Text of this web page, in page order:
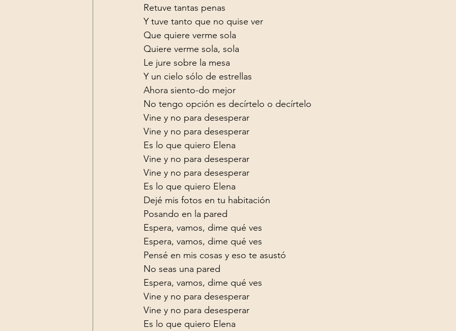
Retuve tantas penas
Y tuve tanto que no quise ver
Que quiere verme sola
Quiere verme sola, sola
Le jure sobre la mesa
Y un cielo sólo de estrellas
Ahora siento-do mejor
No tengo opción es decírtelo o decírtelo
Vine y no para desesperar
Vine y no para desesperar
Es lo que quiero Elena
Vine y no para desesperar
Vine y no para desesperar
Es lo que quiero Elena
Dejé mis fotos en tu habitación
Posando en la pared
Espera, vamos, dime qué ves
Espera, vamos, dime qué ves
Pensé en mis cosas y eso te asustó
No seas una pared
Espera, vamos, dime qué ves
Vine y no para desesperar
Vine y no para desesperar
Es lo que quiero Elena